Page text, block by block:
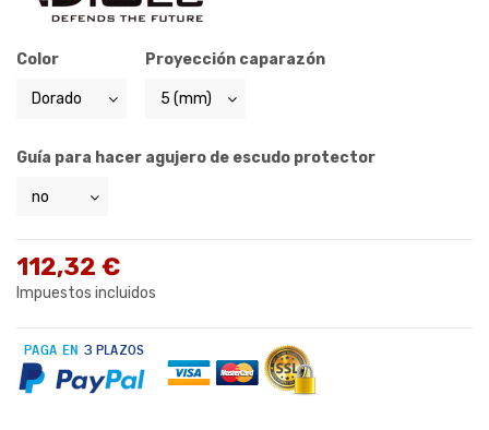
Color Proyección caparazón
Guía para hacer agujero de escudo protector
112,32 €
Impuestos incluidos